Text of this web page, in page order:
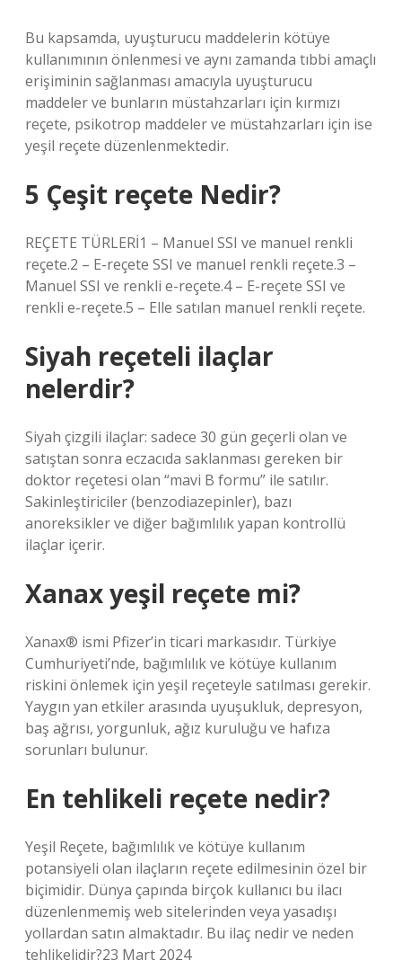
Bu kapsamda, uyuşturucu maddelerin kötüye
kullanımının önlenmesi ve aynı zamanda tıbbi amaçlı
erişiminin sağlanması amacıyla uyuşturucu
maddeler ve bunların müstahzarları için kırmızı
reçete, psikotrop maddeler ve müstahzarları için ise
yeşil reçete düzenlenmektedir.
5 Çeşit reçete Nedir?
REÇETE TÜRLERİ1 – Manuel SSI ve manuel renkli
reçete.2 – E-reçete SSI ve manuel renkli reçete.3 –
Manuel SSI ve renkli e-reçete.4 – E-reçete SSI ve
renkli e-reçete.5 – Elle satılan manuel renkli reçete.
Siyah reçeteli ilaçlar
nelerdir?
Siyah çizgili ilaçlar: sadece 30 gün geçerli olan ve
satıştan sonra eczacıda saklanması gereken bir
doktor reçetesi olan “mavi B formu” ile satılır.
Sakinleştiriciler (benzodiazepinler), bazı
anoreksikler ve diğer bağımlılık yapan kontrollü
ilaçlar içerir.
Xanax yeşil reçete mi?
Xanax® ismi Pfizer’in ticari markasıdır. Türkiye
Cumhuriyeti’nde, bağımlılık ve kötüye kullanım
riskini önlemek için yeşil reçeteyle satılması gerekir.
Yaygın yan etkiler arasında uyuşukluk, depresyon,
baş ağrısı, yorgunluk, ağız kuruluğu ve hafıza
sorunları bulunur.
En tehlikeli reçete nedir?
Yeşil Reçete, bağımlılık ve kötüye kullanım
potansiyeli olan ilaçların reçete edilmesinin özel bir
biçimidir. Dünya çapında birçok kullanıcı bu ilacı
düzenlenmemiş web sitelerinden veya yasadışı
yollardan satın almaktadır. Bu ilaç nedir ve neden
tehlikelidir?23 Mart 2024